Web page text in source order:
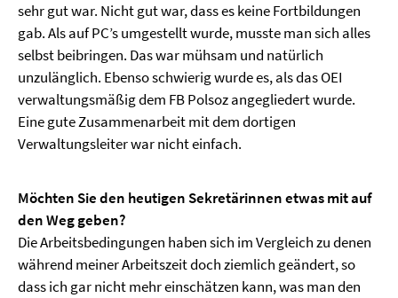
sehr gut war. Nicht gut war, dass es keine Fortbildungen
gab. Als auf PC’s umgestellt wurde, musste man sich alles
selbst beibringen. Das war mühsam und natürlich
unzulänglich. Ebenso schwierig wurde es, als das OEI
verwaltungsmäßig dem FB Polsoz angegliedert wurde.
Eine gute Zusammenarbeit mit dem dortigen
Verwaltungsleiter war nicht einfach.
Möchten Sie den heutigen Sekretärinnen etwas mit auf
den Weg geben?
Die Arbeitsbedingungen haben sich im Vergleich zu denen
während meiner Arbeitszeit doch ziemlich geändert, so
dass ich gar nicht mehr einschätzen kann, was man den